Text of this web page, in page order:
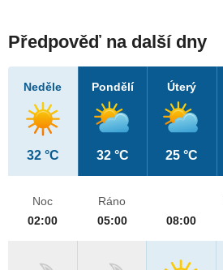
Předpověď na další dny
Neděle
32 °C
Pondělí
32 °C
Úterý
25 °C
Noc
02:00
Ráno
05:00
08:00